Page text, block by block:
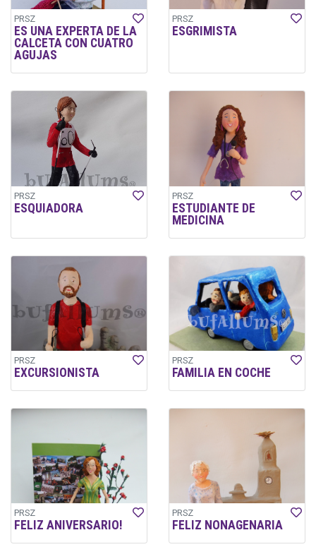
PRSZ
ES UNA EXPERTA DE LA
CALCETA CON CUATRO
AGUJAS
PRSZ
ESGRIMISTA
PRSZ
ESQUIADORA
PRSZ
ESTUDIANTE DE
MEDICINA
PRSZ
EXCURSIONISTA
PRSZ
FAMILIA EN COCHE
PRSZ
FELIZ ANIVERSARIO!
PRSZ
FELIZ NONAGENARIA